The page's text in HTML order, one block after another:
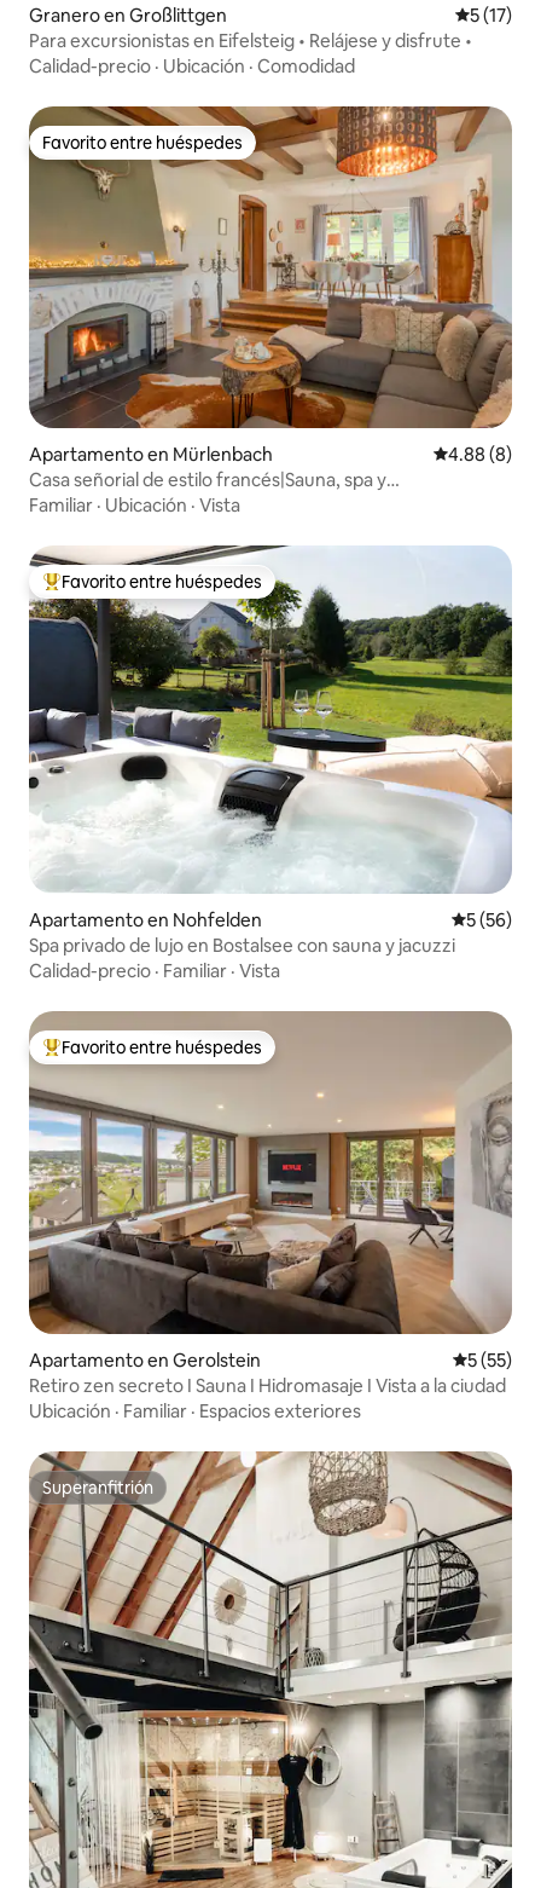
Granero en Großlittgen
5 (17)
Para excursionistas en Eifelsteig • Relájese y disfrute •
Calidad-precio · Ubicación · Comodidad
Favorito entre huéspedes
Favorito entre huéspedes
Apartamento en Mürlenbach Calificación
4.88 (8)
Casa señorial de estilo francés|Sauna, spa y
relajación|Chminey
Familiar · Ubicación · Vista
Favorito entre huéspedes preferido
Favorito entre huéspedes
Apartamento en Nohfelden
5 (56)
Spa privado de lujo en Bostalsee con sauna y jacuzzi
Calidad-precio · Familiar · Vista
Favorito entre huéspedes preferido
Favorito entre huéspedes
Apartamento en Gerolstein
5 (55)
Retiro zen secreto I Sauna I Hidromasaje I Vista a la ciudad
Ubicación · Familiar · Espacios exteriores
Superanfitrión
Superanfitrión